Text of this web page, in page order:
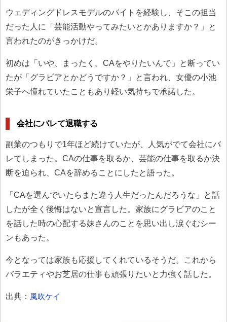
ウェディングドレスモデルのバイトを経験し、そこの担当
だった人に「芸能活動やってみたいとかありますか？」と
言われたのがきっかけだ。
初めは「いや、まったく。CAをやりたいんで」と断ってい
たが「グラビアとかどうですか？」と言われ、女優の小池
栄子へ憧れていたこともあり軽い気持ちで承諾した。
会社にバレて退職する
副業のつもりで1年ほど続けていたが、人気がでて会社にバ
レてしまった。CAの仕事を取るか、芸能の仕事を取るか決
断を迫られ、CAを辞めることにしたと語った。
「CAを選んでいたらまた違う人生だったんだろうな」と話
したが全く後悔はないと宣言した。家族にグラビアのこと
を話した時の心配する妹さんのことを思い出し涙ぐむシー
ンもあった。
今となっては家族も応援してくれているそうだ。これから
バラエティやお芝居の仕事も頑張りたいと力強く話した。
出典： 風吹ケイ